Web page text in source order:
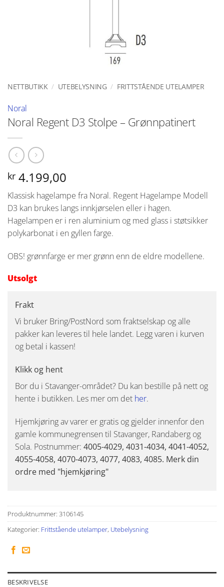
NETTBUTIKK / UTEBELYSNING / FRITTSTÅENDE UTELAMPER
Noral
Noral Regent D3 Stolpe – Grønnpatinert
kr 4.199,00
Klassisk hagelampe fra Noral. Regent Hagelampe Modell
D3 kan brukes langs innkjørselen eller i hagen.
Hagelampen er i ren aluminium og med glass i støtsikker
polykarbonat i en gyllen farge.
OBS! grønnfarge er mer grønn enn de eldre modellene.
Utsolgt
Frakt
Vi bruker Bring/PostNord som fraktselskap og alle
pakker kan leveres til hele landet. Legg varen i kurven
og betal i kassen!
Klikk og hent
Bor du i Stavanger-området? Du kan bestille på nett og
hente i butikken. Les mer om det her.
Hjemkjøring av varer er gratis og gjelder innenfor den
gamle kommunegrensen til Stavanger, Randaberg og
Sola. Postnummer: 4005-4029, 4031-4034, 4041-4052,
4055-4058, 4070-4073, 4077, 4083, 4085. Merk din
ordre med "hjemkjøring"
Produktnummer: 3106145
Kategorier: Frittstående utelamper, Utebelysning
BESKRIVELSE